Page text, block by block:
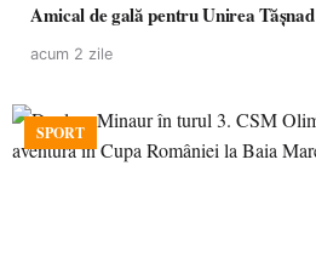
Amical de gală pentru Unirea Tășnad
acum 2 zile
SPORT